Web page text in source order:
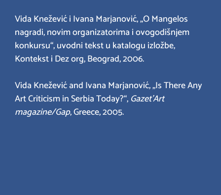
Vida Knežević i Ivana Marjanović, „O Mangelos
nagradi, novim organizatorima i ovogodišnjem
konkursu“, uvodni tekst u katalogu izložbe,
Kontekst i Dez org, Beograd, 2006.
Vida Knežević and Ivana Marjanović, „Is There Any
Art Criticism in Serbia Today?“, Gazet’Art
magazine/Gap, Greece, 2005.